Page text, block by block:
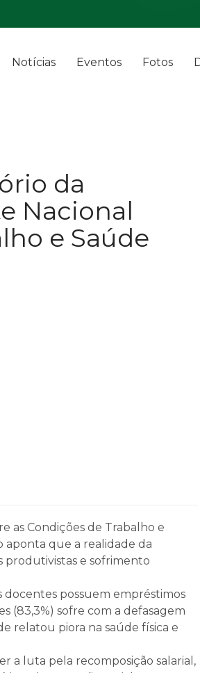
Notícias Eventos Fotos
da
Nacional
e Saúde
as Condições de Trabalho e
que a realidade da
produtivistas e sofrimento
docentes possuem empréstimos
(83,3%) sofre com a defasagem
relatou piora na saúde física e
a luta pela recomposição salarial,